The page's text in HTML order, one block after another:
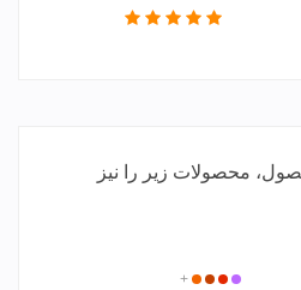
محصولات زیر را نیز
بنفش
قرمزنارنجی
نارنجی
+